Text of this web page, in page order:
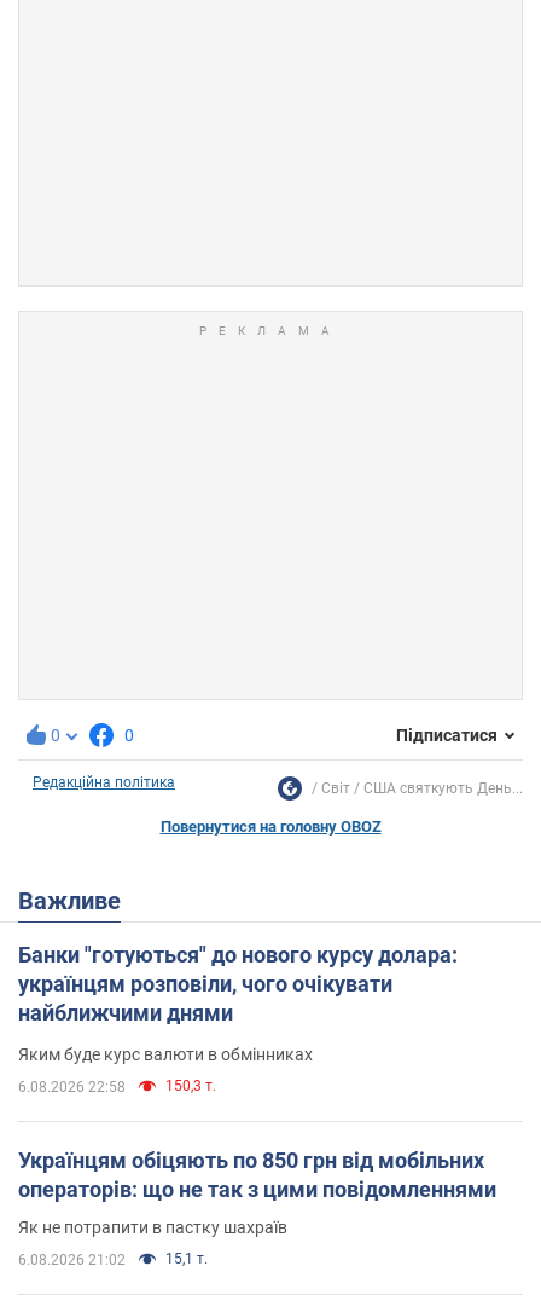
0 0 Підписатися
Редакційна політика Світ США святкують День...
Повернутися на головну OBOZ
Важливе
Банки "готуються" до нового курсу долара:
українцям розповіли, чого очікувати
найближчими днями
Яким буде курс валюти в обмінниках
6.08.2026 22:58 150,3 т.
Українцям обіцяють по 850 грн від мобільних
операторів: що не так з цими повідомленнями
Як не потрапити в пастку шахраїв
6.08.2026 21:02 15,1 т.